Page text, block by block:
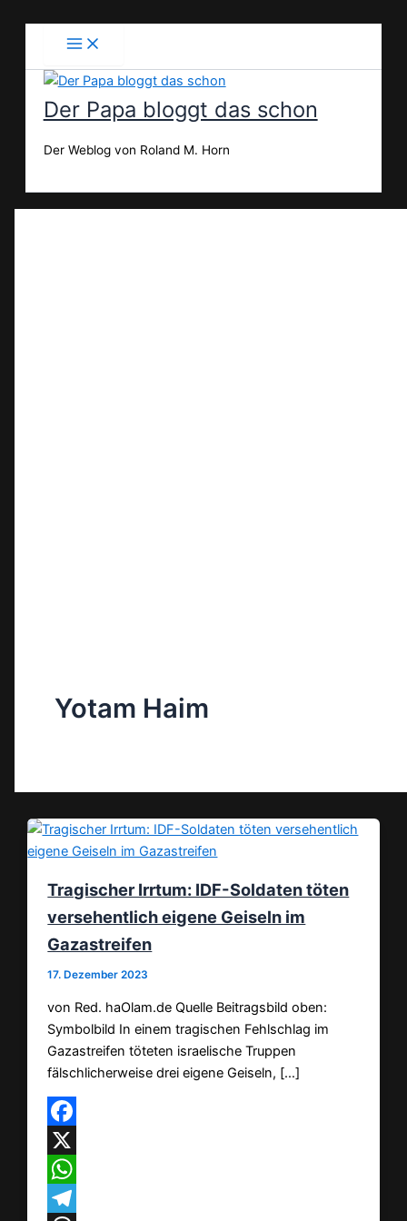
Der Papa bloggt das schon
Der Weblog von Roland M. Horn
Yotam Haim
Tragischer Irrtum: IDF-Soldaten töten
versehentlich eigene Geiseln im
Gazastreifen
17. Dezember 2023
von Red. haOlam.de Quelle Beitragsbild oben:
Symbolbild In einem tragischen Fehlschlag im
Gazastreifen töteten israelische Truppen
fälschlicherweise drei eigene Geiseln, […]
Facebook
X
WhatsApp